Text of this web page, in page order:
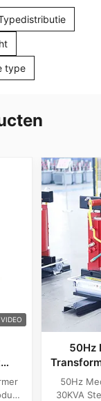
type
VIDEO
50Hz
50Hz
30KVA